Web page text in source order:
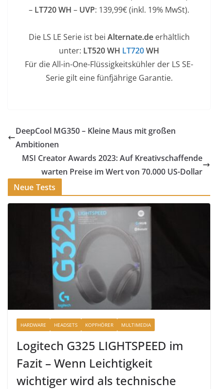
– LT720 WH – UVP: 139,99€ (inkl. 19% MwSt).
Die LS LE Serie ist bei Alternate.deerhältlich
unter: LT520 WH LT720WH
Für die All-in-One-Flüssigkeitskühler der LS SE-
Serie gilt eine fünfjährige Garantie.
DeepCool MG350 – Kleine Maus mit großen
Ambitionen
MSI Creator Awards 2023: Auf Kreativschaffende
warten Preise im Wert von 70.000 US-Dollar
Neue Tests
HARDWARE HEADSETS KOPFHÖRER MULTIMEDIA
Logitech G325 LIGHTSPEED im
Fazit – Wenn Leichtigkeit
wichtiger wird als technische